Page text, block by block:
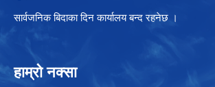
सार्वजनिक बिदाका दिन कार्यालय बन्द रहनेछ ।
हाम्रो नक्सा